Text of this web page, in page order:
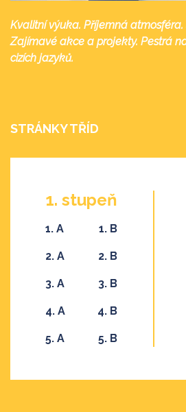
Kvalitní výuka. Příjemná atmosféra.
Zajímavé akce a projekty. Pestrá
cizích jazyků.
STRÁNKY TŘÍD
1. stupeň
1. A 1. B
2. A 2. B
3. A 3. B
4. A 4. B
5. A 5. B